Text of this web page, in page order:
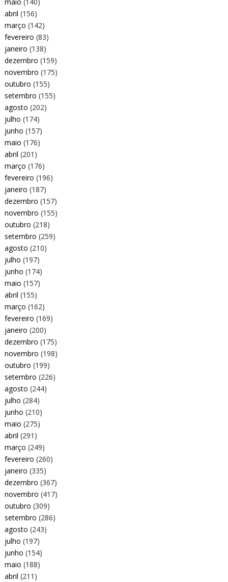
abril (156)
março (142)
fevereiro (83)
janeiro (138)
dezembro (159)
novembro (175)
outubro (155)
setembro (155)
agosto (202)
julho (174)
junho (157)
maio (176)
abril (201)
março (176)
fevereiro (196)
janeiro (187)
dezembro (157)
novembro (155)
outubro (218)
setembro (259)
agosto (210)
julho (197)
junho (174)
maio (157)
abril (155)
março (162)
fevereiro (169)
janeiro (200)
dezembro (175)
novembro (198)
outubro (199)
setembro (226)
agosto (244)
julho (284)
junho (210)
maio (275)
abril (291)
março (249)
fevereiro (260)
janeiro (335)
dezembro (367)
novembro (417)
outubro (309)
setembro (286)
agosto (243)
julho (197)
junho (154)
maio (188)
abril (211)